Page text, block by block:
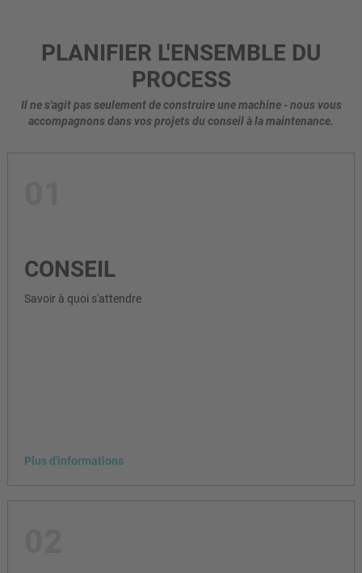
PLANIFIER L'ENSEMBLE DU
PROCESS
Il ne s'agit pas seulement de construire une machine - nous vous
accompagnons dans vos projets du conseil à la maintenance.
CONSEIL
Savoir à quoi s'attendre
Plus d'informations